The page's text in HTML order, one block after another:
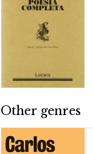
Other genres